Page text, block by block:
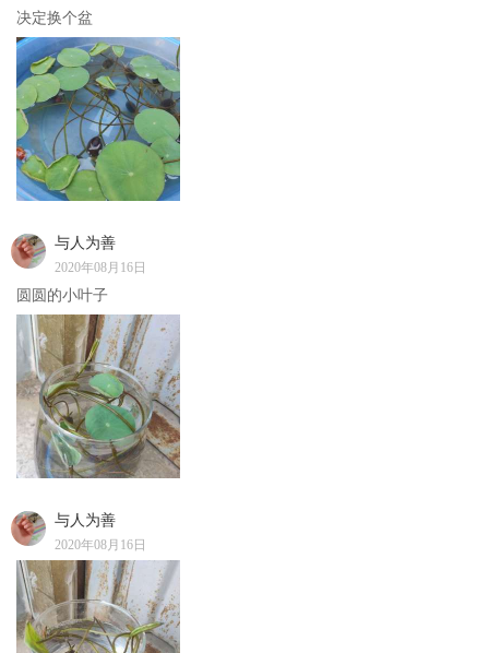
决定换个盆
与人为善
2020年08月16日
圆圆的小叶子
与人为善
2020年08月16日